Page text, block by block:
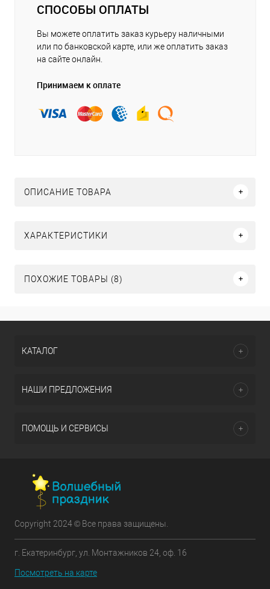
СПОСОБЫ ОПЛАТЫ
Вы можете оплатить заказ курьеру наличными
или по банковской карте, или же оплатить заказ
на сайте онлайн.
Принимаем к оплате
ОПИСАНИЕ ТОВАРА
ХАРАКТЕРИСТИКИ
ПОХОЖИЕ ТОВАРЫ (8)
КАТАЛОГ
НАШИ ПРЕДЛОЖЕНИЯ
ПОМОЩЬ И СЕРВИСЫ
Copyright 2024 © Все права защищены.
г. Екатеринбург, ул. Монтажников 24, оф. 16
Посмотреть на карте